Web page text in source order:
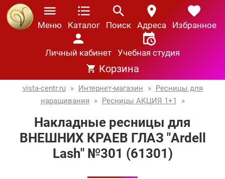
Меню Каталог Поиск Адреса Избранное
Личный кабинет Учебная студия
Корзина
vista-centr.ru » Интернет-магазин » Ресницы для
наращивания
» Ресницы АКЦИЯ 1+1 »
Накладные ресницы для
ВНЕШНИХ КРАЕВ ГЛАЗ "Ardell
Lash" №301 (61301)